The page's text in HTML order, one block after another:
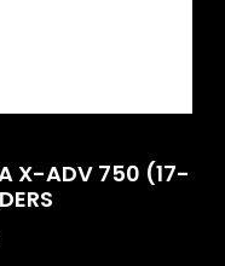
X-ADV 750 (17-